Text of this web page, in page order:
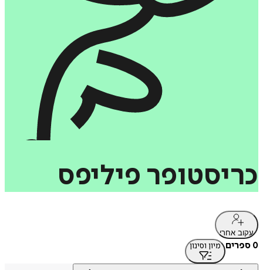
כריסטופר‏ פיליפס
עקוב אחרי
0 ספרים מיון וסינון